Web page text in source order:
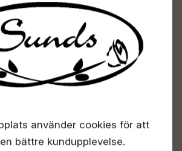
använder cookies för att
bättre kundupplevelse.